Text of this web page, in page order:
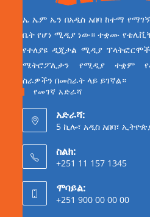
ኤ ኤም ኤን በአዲስ አበባ ከተማ
ቤት የሆነ ሚዲያ ነው። ተቋሙ
የተለያዩ ዲጂታል ሚዲያ
ሜትሮፖሊታን የሚዲያ ተቋም
ስራዎችን በመስራት ላይ ይገኛል።
የመገኛ አድራሻ
አድራሻ:
5 ኪሎ፣ አዲስ አበባ፣
ስልክ:
+251 11 157 1345
ሞባይል:
+251 900 00 00 00